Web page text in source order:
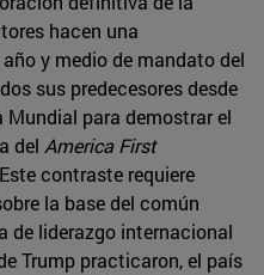
hacen una
y medio de mandato del
sus predecesores desde
Mundial para demostrar el
del America First
contraste requiere
la base del común
de liderazgo internacional
Trump practicaron, el país